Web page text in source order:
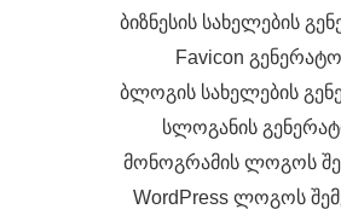
ბიზნესის სახელების
Favicon
ბლოგის სახელების
სლოგანის
მონოგრამის ლოგოს
WordPress ლოგოს